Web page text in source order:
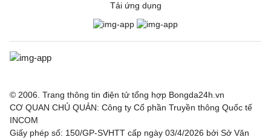
3 - 1
Borac Banja Luka 1 - 0 Maxline Vitebsk
Valur 0 - 2 FC Nordsjaella
Tải ứng dụng
© 2006. Trang thông tin điện tử tổng hợp Bongda24h.vn
CƠ QUAN CHỦ QUẢN: Công ty Cổ phần Truyền thông Quốc tế
INCOM
Giấy phép số: 150/GP-SVHTT cấp ngày 03/4/2026 bởi Sở Văn